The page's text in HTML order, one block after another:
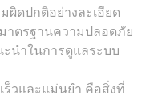
ผิดปกติอย่างละเอียด
าตรฐานความปลอดภัย
นำในการดูแลระบบ
ร็วและแม่นยำ คือสิ่งที่